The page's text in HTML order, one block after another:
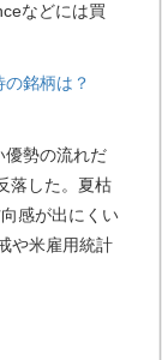
などには買
の銘柄は？
優勢の流れだ
落した。夏枯
感が出にくい
や米雇用統計